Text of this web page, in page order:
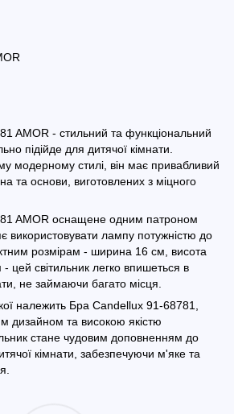
AMOR - стильний та функціональний
підійде для дитячої кімнати.
модерному стилі, він має привабливий
та основи, виготовлених з міцного
AMOR оснащене одним патроном
використовувати лампу потужністю до
розмірам - ширина 16 см, висота
цей світильник легко впишеться в
не займаючи багато місця.
належить Бра Candellux 91-68781,
дизайном та високою якістю
стане чудовим доповненням до
кімнати, забезпечуючи м'яке та